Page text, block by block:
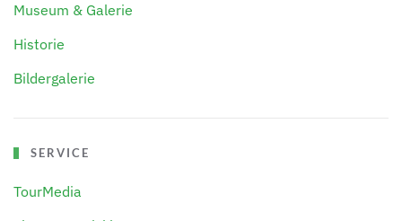
Museum & Galerie
Historie
Bildergalerie
SERVICE
TourMedia